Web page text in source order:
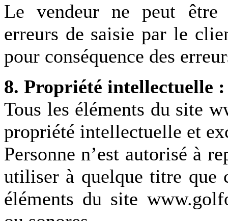
Le vendeur ne peut être
erreurs de saisie par le
pour conséquence des
8. Propriété intellectuelle :
Tous les éléments du site
propriété intellectuelle et
Personne n’est autorisé à
utiliser à quelque titre que
éléments du site